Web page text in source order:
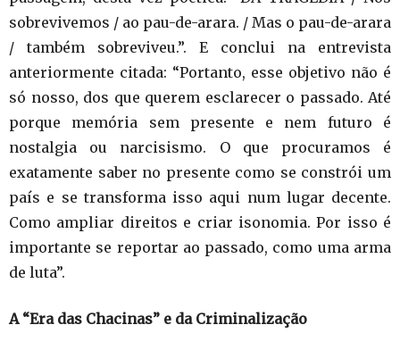
sobrevivemos / ao pau-de-arara. / Mas o pau-de-arara
/ também sobreviveu.”. E conclui na entrevista
anteriormente citada: “Portanto, esse objetivo não é
só nosso, dos que querem esclarecer o passado. Até
porque memória sem presente e nem futuro é
nostalgia ou narcisismo. O que procuramos é
exatamente saber no presente como se constrói um
país e se transforma isso aqui num lugar decente.
Como ampliar direitos e criar isonomia. Por isso é
importante se reportar ao passado, como uma arma
de luta”.
A “Era das Chacinas” e da Criminalização